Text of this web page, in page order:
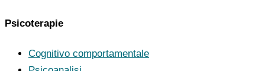
Psicoterapie
Cognitivo comportamentale